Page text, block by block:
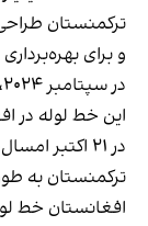
ترکمنستان
و برای بهره‌برداری در سال ۲۰۲۴
این خط لوله در
در ۲۱ اکتبر
ترکمنستان به
افغانستان خط